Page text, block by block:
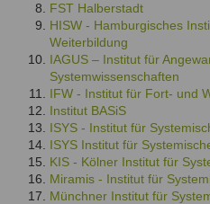
Qualitätssicherung
Qualität unserer
Familienthemen
Systemischer Ansatz
Veranstaltungen
Seminare und Kurse
Fortbildungen
Ausbildungsinstitute
Fortbildungen
Information über
Liste der Fachverbände
Benutzername*
Passwort*
Sitemap
Links
Formular zur Registrierung
FST Halberstadt
HISW - Hamburgisches
Weiterbildung
IAGUS – Institut für
Systemwissenschaften
IFW - Institut für Fort- und
Institut BASiS
ISYS - Institut für
ISYS Institut für
KIS - Kölner Institut für
Miramis - Institut für
Münchner Institut für